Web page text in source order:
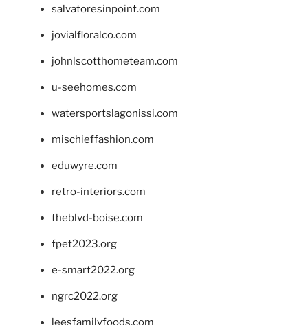
salvatoresinpoint.com
jovialfloralco.com
johnlscotthometeam.com
u-seehomes.com
watersportslagonissi.com
mischieffashion.com
eduwyre.com
retro-interiors.com
theblvd-boise.com
fpet2023.org
e-smart2022.org
ngrc2022.org
leesfamilyfoods.com